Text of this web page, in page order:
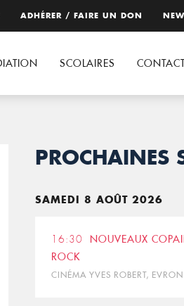
ADHÉRER / FAIRE UN DON
SCOLAIRES
PROCHAINES
SAMEDI 8 AOÛT 2026
16:30
NOUVEAUX
ROCK
CINÉMA YVES ROBERT, EVRON